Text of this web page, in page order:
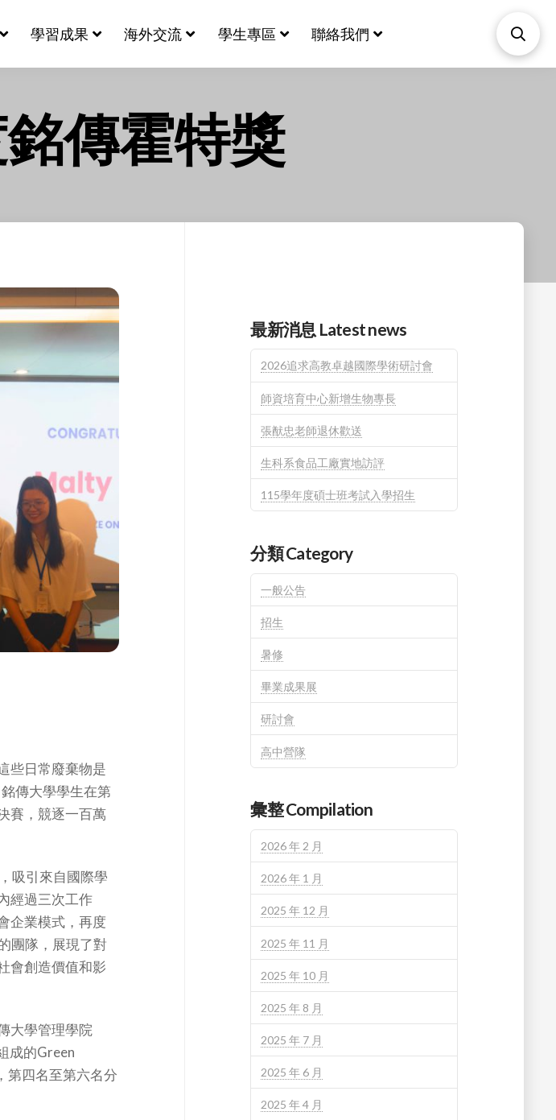
學習成果 海外交流 學生專區 聯絡我們
傳霍特獎
些日常廢棄物是
傳大學學生在第
賽，競逐一百萬
吸引來自國際學
經過三次工作
企業模式，再度
團隊，展現了對
會創造價值和影
大學管理學院
成的Green
第四名至第六名分
最新消息 Latest news
2026追求高教卓越國際學術研討會
師資培育中心新增生物專長
張猷忠老師退休歡送
生科系食品工廠實地訪評
115學年度碩士班考試入學招生
分類 Category
一般公告
招生
暑修
畢業成果展
研討會
高中營隊
彙整 Compilation
2026 年 2 月
2026 年 1 月
2025 年 12 月
2025 年 11 月
2025 年 10 月
2025 年 8 月
2025 年 7 月
2025 年 6 月
2025 年 4 月